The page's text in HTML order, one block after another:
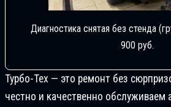
Диагностика снятая без стенда
900 руб.
Турбо-Тех — это ремонт без
честно и качественно